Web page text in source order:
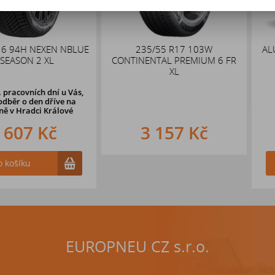
NBLUE
XL
dní u Vás,
dříve na
Králové
235/55 R17 103W
CONTINENTAL PREMIUM 6 FR
3 157 Kč
ALUTEC
EUROPNEU CZ s.r.o.